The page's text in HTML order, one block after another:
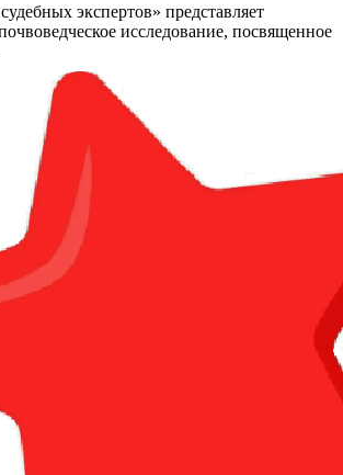
экспертов» представляет
исследование, посвященное